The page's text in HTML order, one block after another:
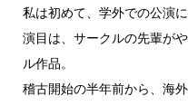
私は初めて、学外での公演
演目は、サークルの先輩が
ル作品。
稽古開始の半年前から、海